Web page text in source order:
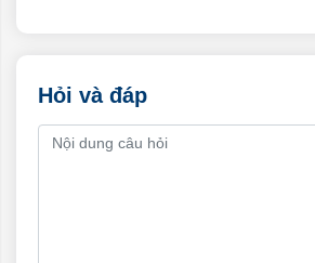
Hỏi và đáp